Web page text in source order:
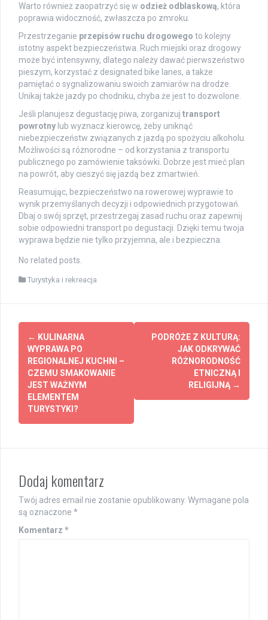
Warto również zaopatrzyć się w odzież odblaskową, która
poprawia widoczność, zwłaszcza po zmroku.
Przestrzeganie przepisów ruchu drogowego to kolejny
istotny aspekt bezpieczeństwa. Ruch miejski oraz drogowy
może być intensywny, dlatego należy dawać pierwszeństwo
pieszym, korzystać z designated bike lanes, a także
pamiętać o sygnalizowaniu swoich zamiarów na drodze.
Unikaj także jazdy po chodniku, chyba że jest to dozwolone.
Jeśli planujesz degustację piwa, zorganizuj transport
powrotny lub wyznacz kierowcę, żeby uniknąć
niebezpieczeństw związanych z jazdą po spożyciu alkoholu.
Możliwości są różnorodne – od korzystania z transportu
publicznego po zamówienie taksówki. Dobrze jest mieć plan
na powrót, aby cieszyć się jazdą bez zmartwień.
Reasumując, bezpieczeństwo na rowerowej wyprawie to
wynik przemyślanych decyzji i odpowiednich przygotowań.
Dbaj o swój sprzęt, przestrzegaj zasad ruchu oraz zapewnij
sobie odpowiedni transport po degustacji. Dzięki temu twoja
wyprawa będzie nie tylko przyjemna, ale i bezpieczna.
No related posts.
Turystyka i rekreacja
Post
navigation
← KULINARNA
WYPRAWA PO
REGIONALNEJ KUCHNI –
CZEMU SMAKOWANIE
JEST WAŻNYM
ELEMENTEM
TURYSTYKI?
PODRÓŻE Z KULTURĄ:
JAK ODKRYWAĆ
RÓŻNORODNOŚĆ
ETNICZNĄ I
RELIGIJNĄ →
Dodaj komentarz
Twój adres email nie zostanie opublikowany. Wymagane pola
są oznaczone *
Komentarz *